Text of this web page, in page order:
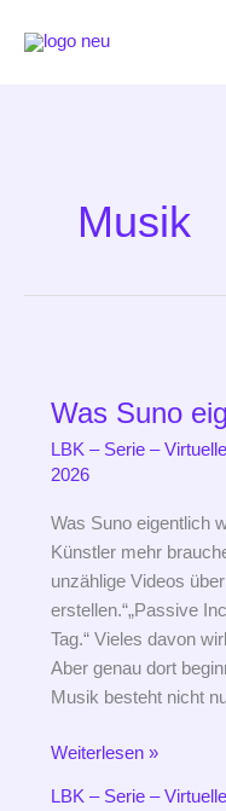
Inhalt
Musik
Was Suno
LBK – Serie –
2026
Was Suno eigentlich
Künstler mehr
unzählige Videos
erstellen.“„Passive
Tag.“ Vieles davon
Aber genau dort
Musik besteht nicht
eigentlich
wirklich
ist
Weiterlesen »
LBK – Serie –